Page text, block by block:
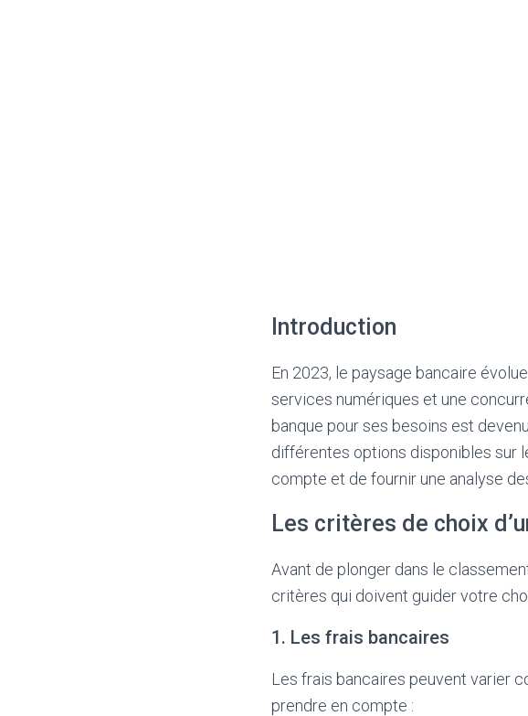
Introduction
En 2023, le paysage bancaire
services numériques et une
banque pour ses besoins est
différentes options disponibles sur
compte et de fournir une analyse
Les critères de choix
Avant de plonger dans le
critères qui doivent guider votre
1. Les frais bancaires
Les frais bancaires peuvent varier
prendre en compte :